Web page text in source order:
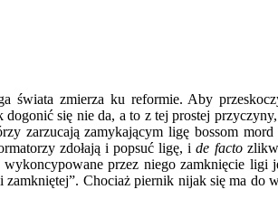
zmierza ku reformie. Aby
się nie da, a to z tej prostej
zarzucają zamykającym ligę bossom
zdołają i popsuć ligę, ide facto
przez niego zamknięcie ligi
zamkniętej”. Chociaż piernik nijak się ma